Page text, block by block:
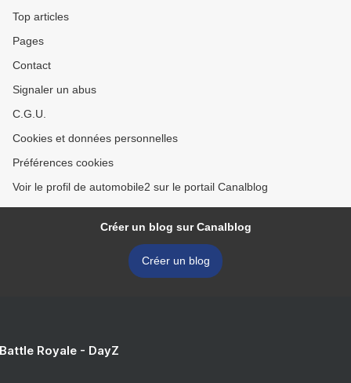
Top articles
Pages
Contact
Signaler un abus
C.G.U.
Cookies et données personnelles
Préférences cookies
Voir le profil de automobile2 sur le portail Canalblog
Créer un blog sur Canalblog
Créer un blog
Royale - DayZ